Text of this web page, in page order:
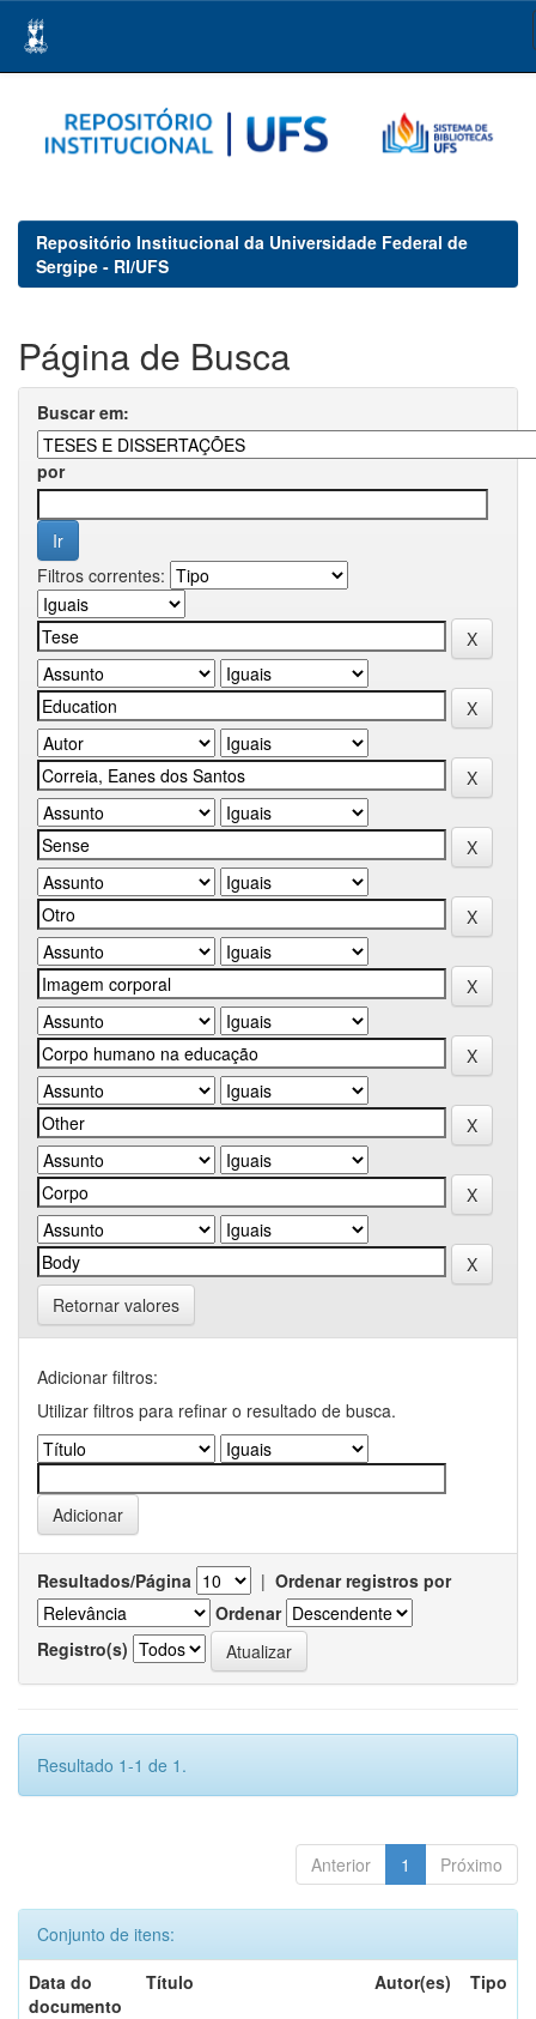
navigation
Repositório Institucional da Universidade Federal de
Sergipe - RI/UFS
Página de Busca
Buscar em:
por
Filtros correntes:
Retornar valores
Adicionar filtros:
Utilizar filtros para refinar o resultado de busca.
Resultados/Página | Ordenar registros por
Ordenar
Registro(s)
Resultado 1-1 de 1.
Anterior 1 Próximo
Conjunto de itens:
Data do
documento
Título Autor(es) Tipo